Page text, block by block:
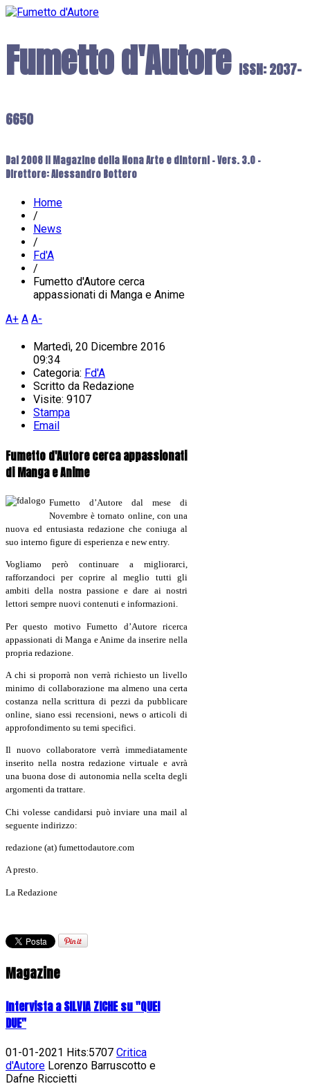
Fumetto d'Autore ISSN: 2037-
6650
Dal 2008 il Magazine della Nona Arte e dintorni - Vers. 3.0 -
Direttore: Alessandro Bottero
Home
/
News
/
Fd'A
/
Fumetto d'Autore cerca
appassionati di Manga e Anime
A+ A A-
Martedì, 20 Dicembre 2016
09:34
Categoria: Fd'A
Scritto da Redazione
Visite: 9107
Stampa
Email
Fumetto d'Autore cerca appassionati
di Manga e Anime
Fumetto d’Autore dal mese di
Novembre è tornato online, con una
nuova ed entusiasta redazione che coniuga al
suo interno figure di esperienza e new entry.
Vogliamo però continuare a migliorarci,
rafforzandoci per coprire al meglio tutti gli
ambiti della nostra passione e dare ai nostri
lettori sempre nuovi contenuti e informazioni.
Per questo motivo Fumetto d’Autore ricerca
appassionati di Manga e Anime da inserire nella
propria redazione.
A chi si proporrà non verrà richiesto un livello
minimo di collaborazione ma almeno una certa
costanza nella scrittura di pezzi da pubblicare
online, siano essi recensioni, news o articoli di
approfondimento su temi specifici.
Il nuovo collaboratore verrà immediatamente
inserito nella nostra redazione virtuale e avrà
una buona dose di autonomia nella scelta degli
argomenti da trattare.
Chi volesse candidarsi può inviare una mail al
seguente indirizzo:
redazione (at) fumettodautore.com
A presto.
La Redazione
Magazine
Intervista a SILVIA ZICHE su "QUEI
DUE"
01-01-2021 Hits:5707 Critica
d'Autore Lorenzo Barruscotto e
Dafne Riccietti